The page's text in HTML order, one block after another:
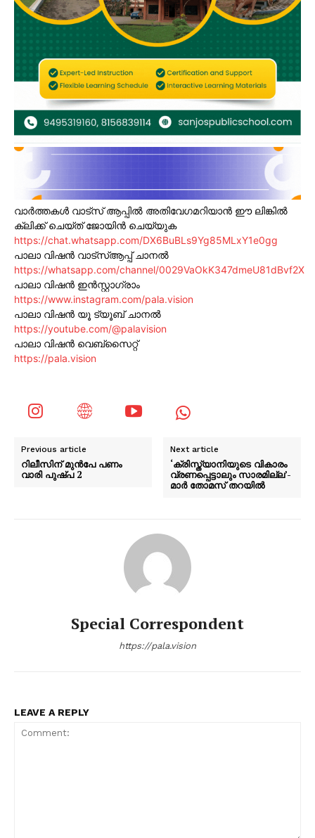
വാർത്തകൾ വാട്സ് ആപ്പിൽ അതിവേഗമറിയാൻ ഈ ലിങ്കിൽ
ക്ലിക്ക് ചെയ്ത് ജോയിൻ ചെയ്യുക
https://chat.whatsapp.com/DX6BuBLs9Yg85MLxY1e0gg
പാലാ വിഷൻ വാട്സ്ആപ്പ് ചാനൽ
https://whatsapp.com/channel/0029VaOkK347dmeU81dBvf2X
പാലാ വിഷൻ ഇൻസ്റ്റാഗ്രാം
https://www.instagram.com/pala.vision
പാലാ വിഷൻ യൂ ട്യൂബ് ചാനൽ
https://youtube.com/@palavision
പാലാ വിഷൻ വെബ്സൈറ്റ്
https://pala.vision
Previous article
റിലീസിന് മുൻപേ പണം
വാരി പുഷ്പ 2
Next article
‘ക്രിസ്ത്യാനിയുടെ വികാരം
വ്രണപ്പെട്ടാലും സാരമില്ല’-
മാര്‍ തോമസ് തറയില്‍
Special Correspondent
https://pala.vision
LEAVE A REPLY